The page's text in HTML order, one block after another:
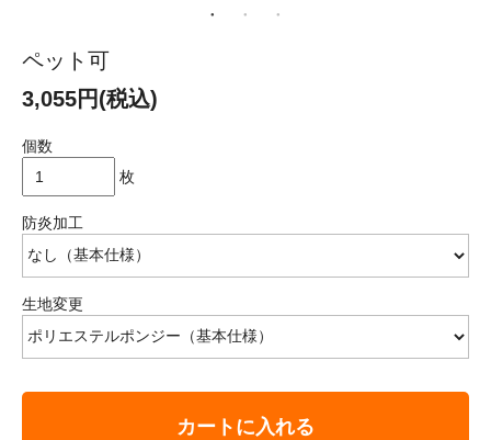
ペット可
3,055円(税込)
個数
枚
防炎加工
生地変更
カートに入れる